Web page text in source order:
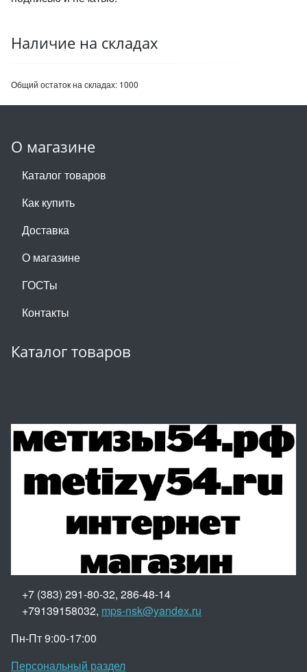
Наличие на складах
Общий остаток на складах: 1000
О магазине
Каталог товаров
Как купить
Доставка
О магазине
ГОСТы
Контакты
Каталог товаров
+7 (383) 291-80-32, 286-48-14
+79139158032, mps-nsk@yandex.ru
Пн-Пт 9:00-17:00
Персональный раздел